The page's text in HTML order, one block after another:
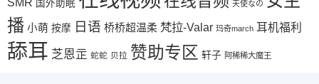
国外助眠 天使なの
播 小萌 按摩 日语 桥桥超温柔 梵拉-Valar 玛奇march 耳机福利
舔耳 芝恩㱏 蛇蛇 贝拉 赞助专区 轩子 阿稀稀大魔王